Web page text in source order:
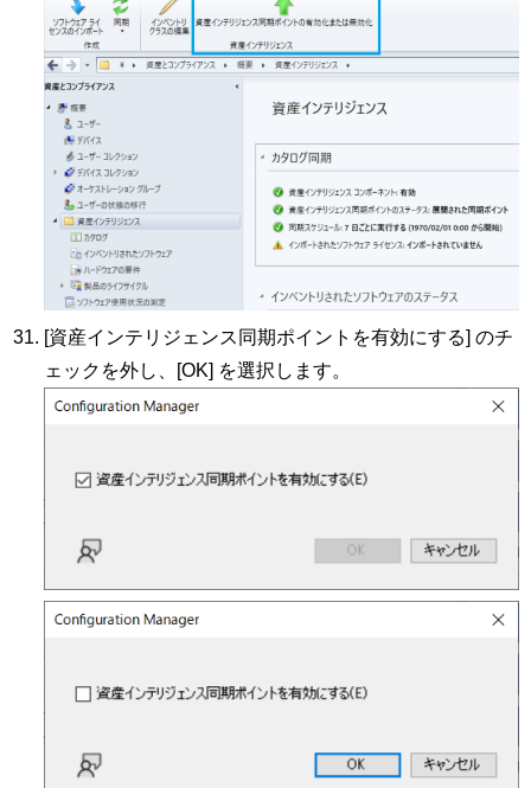
[資産インテリジェンス同期ポイントを有効にする] のチ
ェックを外し、[OK] を選択します。